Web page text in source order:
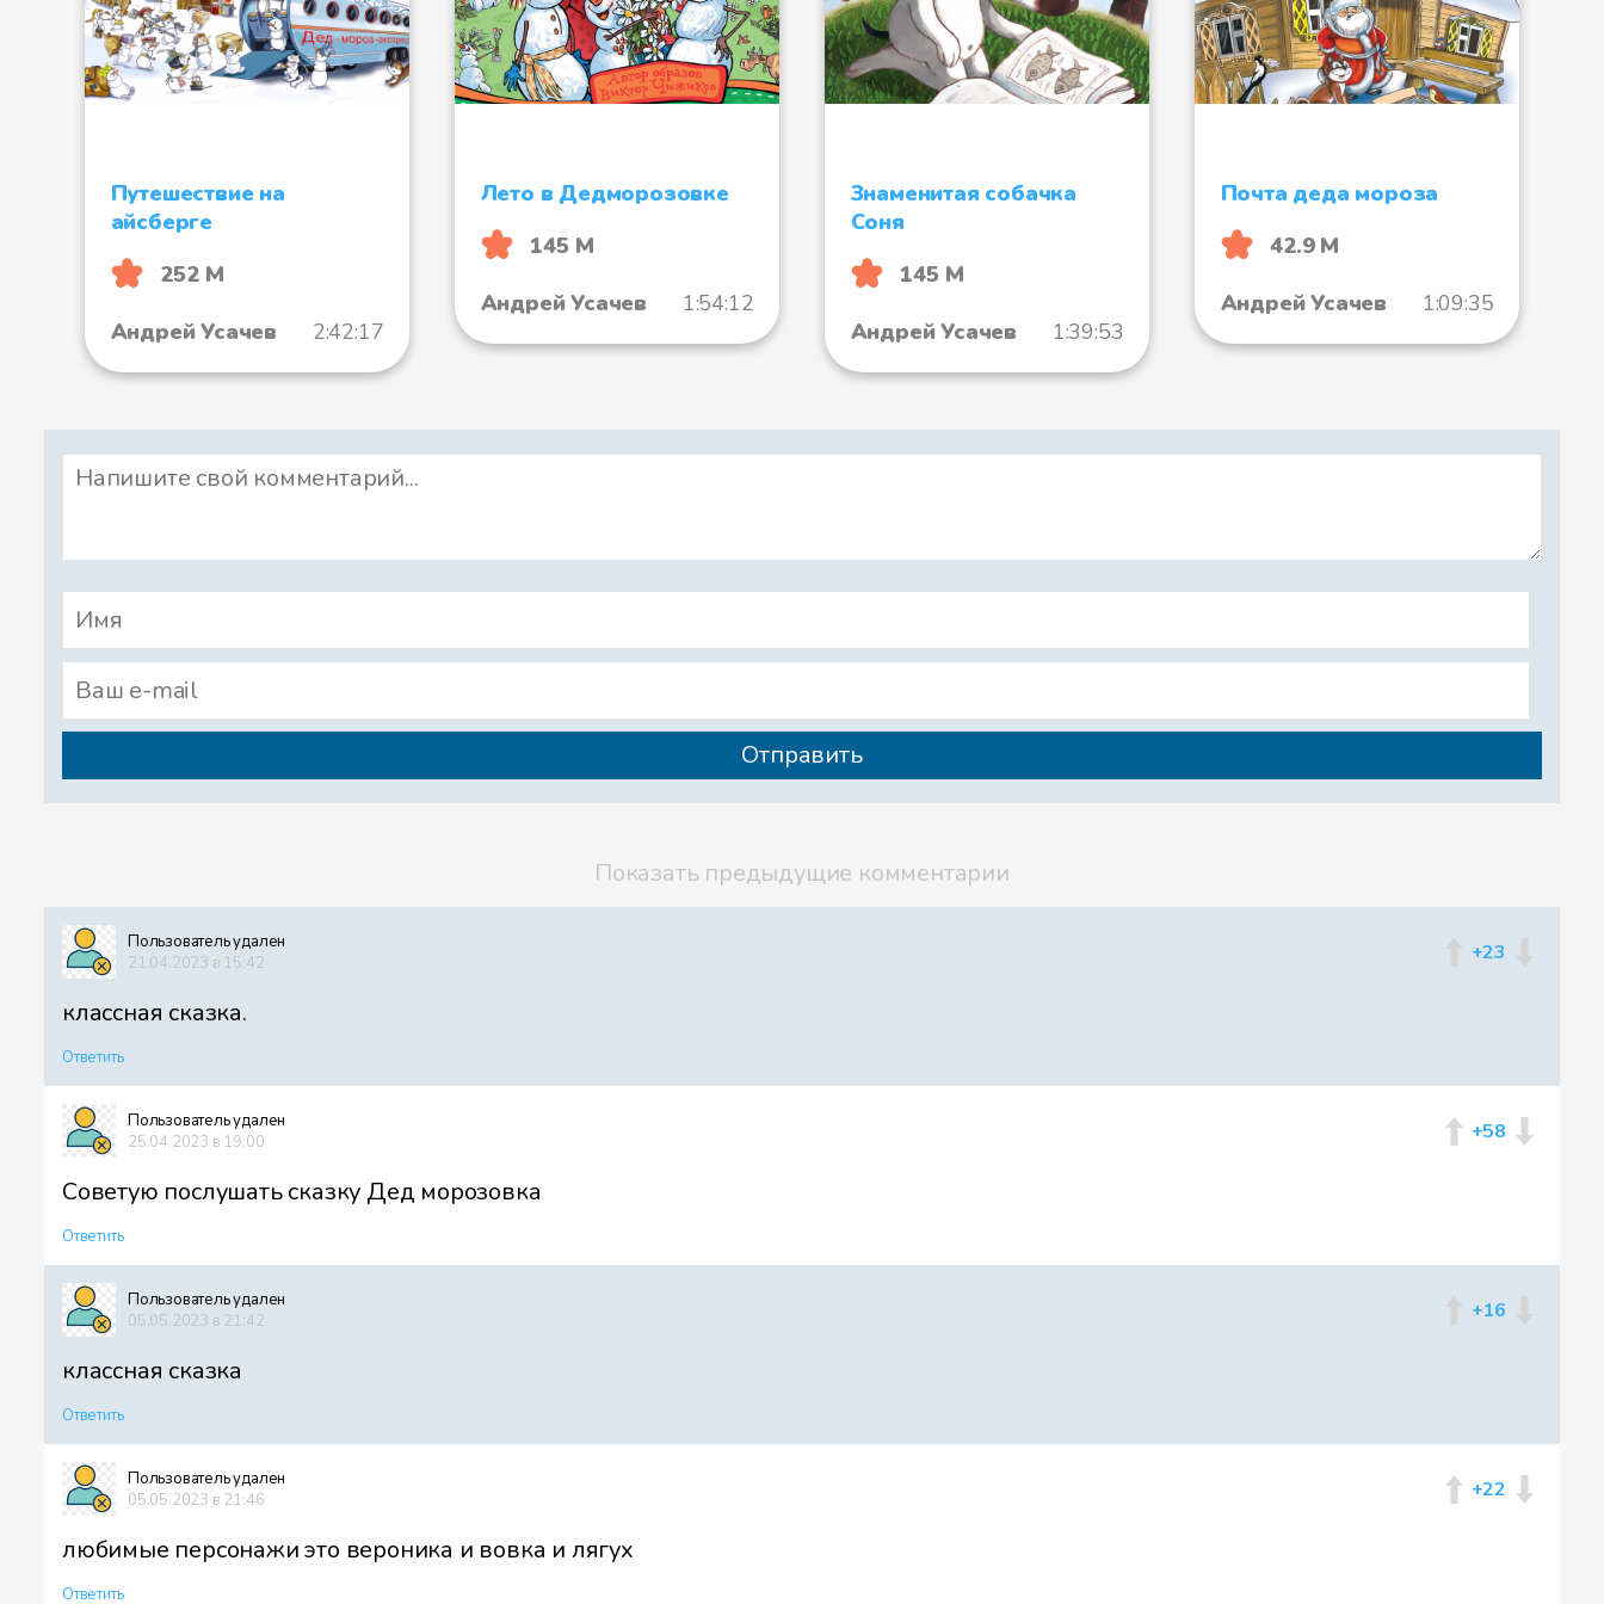
Жуки
Как в доме появился Лягух
За грибами
Орехи
Сосновая жвачка
Лягух-путешественник
Путешествие на
айсберге
252 М
Андрей Усачев
2:42:17
Лето в Дедморозовке
145 М
Андрей Усачев
1:54:12
Знаменитая собачка
Соня
145 М
Андрей Усачев
1:39:53
Почта деда мороза
42.9 М
Андрей Усачев
1:09:35
Показать предыдущие комментарии
Пользователь удален
21.04.2023 в 15:42
+23
классная сказка.
Ответить
Пользователь удален
25.04.2023 в 19:00
+58
Советую послушать сказку Дед морозовка
Ответить
Пользователь удален
05.05.2023 в 21:42
+16
классная сказка
Ответить
Пользователь удален
05.05.2023 в 21:46
+22
любимые персонажи это вероника и вовка и лягух
Ответить